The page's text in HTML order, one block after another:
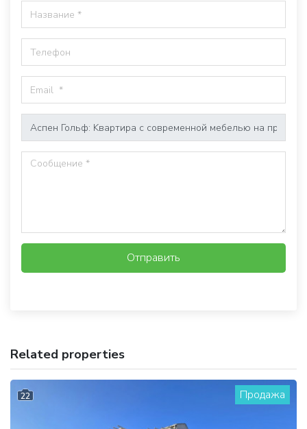
Отправить
Related properties
22 Продажа